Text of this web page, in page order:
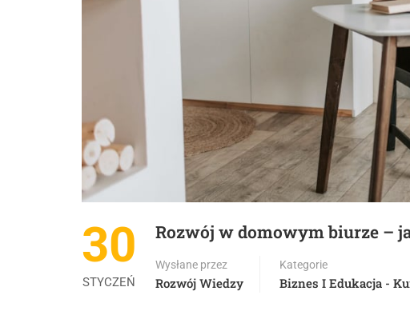
30
STYCZEŃ
Rozwój w domowym biurze –
Wysłane przez
Rozwój Wiedzy
Kategorie
Biznes I Edukacja -